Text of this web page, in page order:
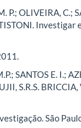
P.; OLIVEIRA, C.;
Investigar
SANTOS E. I.;
S.R.S.
São